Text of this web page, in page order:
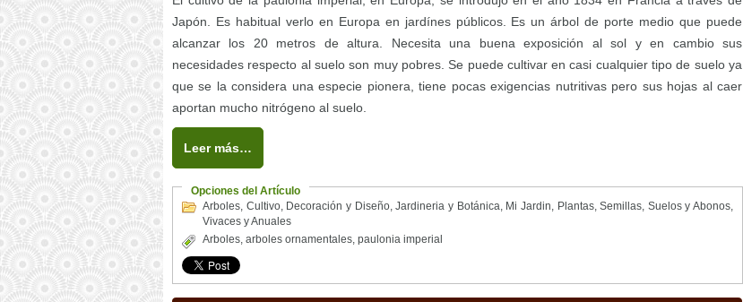
Japón. Es habitual verlo en Europa en jardínes públicos. Es un árbol de porte medio que puede
alcanzar los 20 metros de altura. Necesita una buena exposición al sol y en cambio sus
necesidades respecto al suelo son muy pobres. Se puede cultivar en casi cualquier tipo de suelo ya
que se la considera una especie pionera, tiene pocas exigencias nutritivas pero sus hojas al caer
aportan mucho nitrógeno al suelo.
Leer más…
Opciones del Artículo
Arboles, Cultivo, Decoración y Diseño,Jardineria y Botánica, Mi Jardin, Plantas,Semillas, Suelos y Abonos,
Vivaces y Anuales
Arboles, arboles ornamentales, paulonia imperial